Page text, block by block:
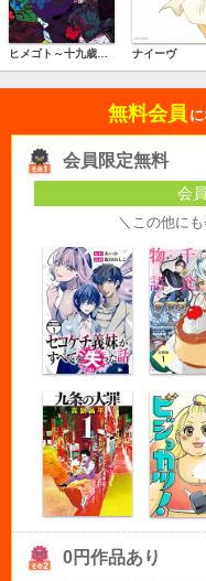
ヒメゴト～十九歳の制服～ ナイーヴ
無料会員
会員限定無料
会
＼この他に
0円作品あり